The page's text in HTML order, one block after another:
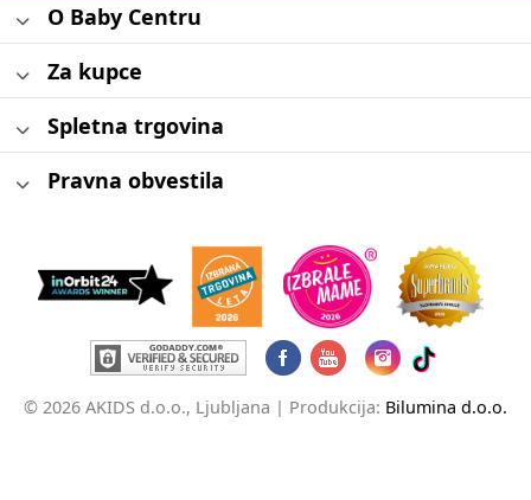
O Baby Centru
Za kupce
Spletna trgovina
Pravna obvestila
© 2026 AKIDS d.o.o., Ljubljana | Produkcija: Bilumina d.o.o.